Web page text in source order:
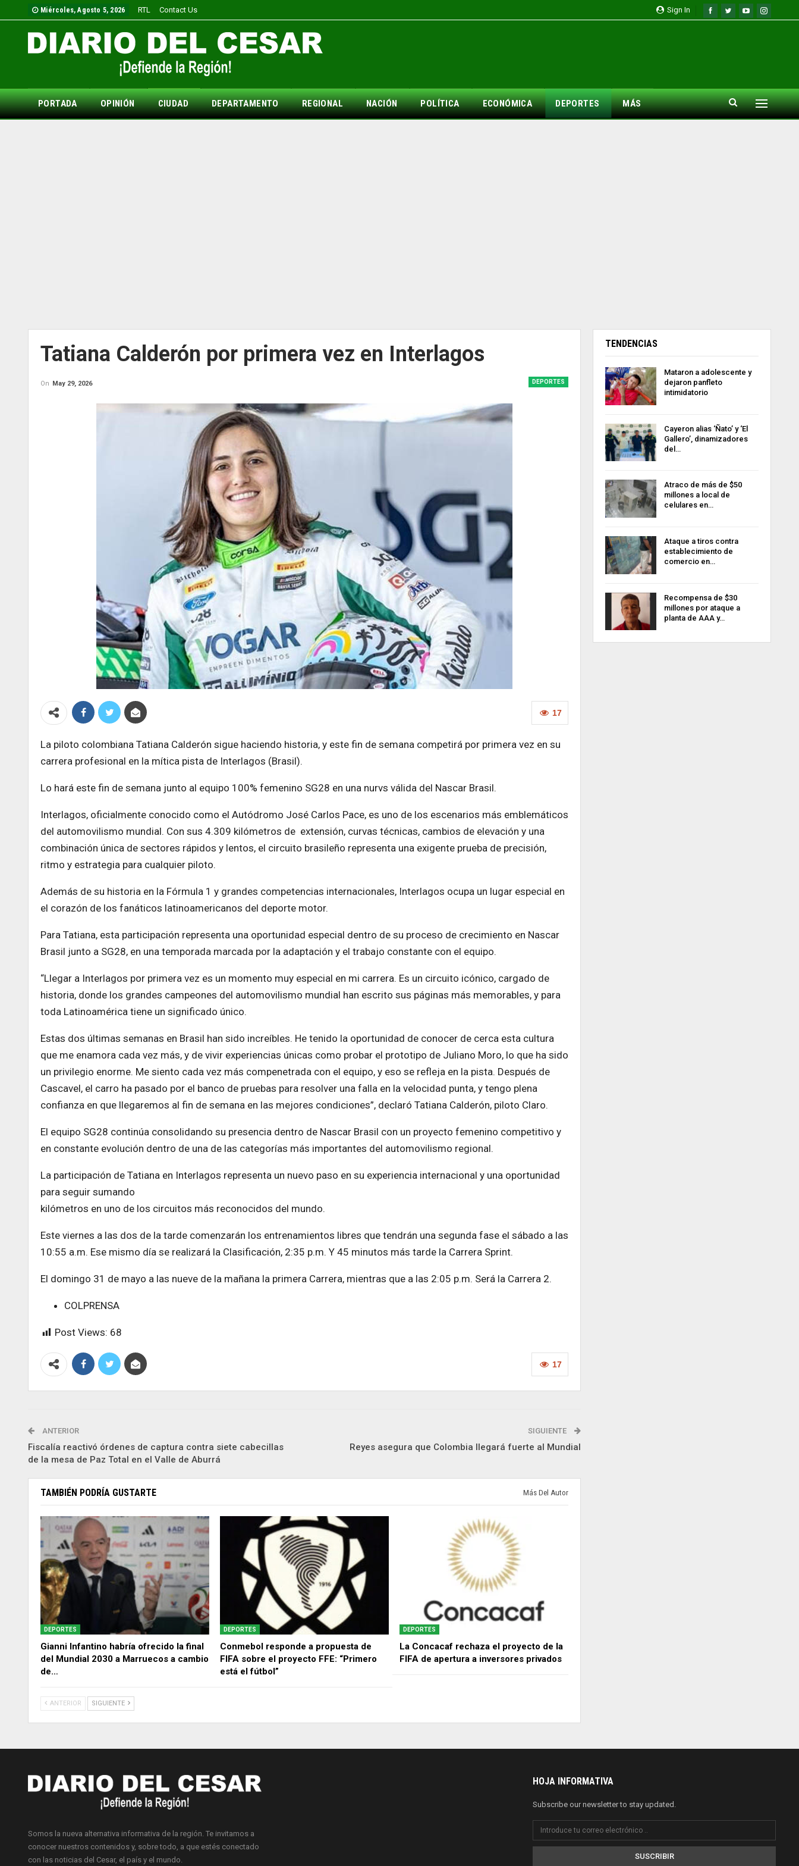
Sign In
Miércoles, Agosto 5, 2026 RTL Contact Us
PORTADA OPINIÓN CIUDAD DEPARTAMENTO REGIONAL NACIÓN POLÍTICA ECONÓMICA DEPORTES MÁS
Tatiana Calderón por primera vez en Interlagos
DEPORTES
On May 29, 2026
17
La piloto colombiana Tatiana Calderón sigue haciendo historia, y este fin de semana competirá por primera vez en su
carrera profesional en la mítica pista de Interlagos (Brasil).
Lo hará este fin de semana junto al equipo 100% femenino SG28 en una nurvs válida del Nascar Brasil.
Interlagos, oficialmente conocido como el Autódromo José Carlos Pace, es uno de los escenarios más emblemáticos
del automovilismo mundial. Con sus 4.309 kilómetros de extensión, curvas técnicas, cambios de elevación y una
combinación única de sectores rápidos y lentos, el circuito brasileño representa una exigente prueba de precisión,
ritmo y estrategia para cualquier piloto.
Además de su historia en la Fórmula 1 y grandes competencias internacionales, Interlagos ocupa un lugar especial en
el corazón de los fanáticos latinoamericanos del deporte motor.
Para Tatiana, esta participación representa una oportunidad especial dentro de su proceso de crecimiento en Nascar
Brasil junto a SG28, en una temporada marcada por la adaptación y el trabajo constante con el equipo.
“Llegar a Interlagos por primera vez es un momento muy especial en mi carrera. Es un circuito icónico, cargado de
historia, donde los grandes campeones del automovilismo mundial han escrito sus páginas más memorables, y para
toda Latinoamérica tiene un significado único.
Estas dos últimas semanas en Brasil han sido increíbles. He tenido la oportunidad de conocer de cerca esta cultura
que me enamora cada vez más, y de vivir experiencias únicas como probar el prototipo de Juliano Moro, lo que ha sido
un privilegio enorme. Me siento cada vez más compenetrada con el equipo, y eso se refleja en la pista. Después de
Cascavel, el carro ha pasado por el banco de pruebas para resolver una falla en la velocidad punta, y tengo plena
confianza en que llegaremos al fin de semana en las mejores condiciones”, declaró Tatiana Calderón, piloto Claro.
El equipo SG28 continúa consolidando su presencia dentro de Nascar Brasil con un proyecto femenino competitivo y
en constante evolución dentro de una de las categorías más importantes del automovilismo regional.
La participación de Tatiana en Interlagos representa un nuevo paso en su experiencia internacional y una oportunidad
para seguir sumando
kilómetros en uno de los circuitos más reconocidos del mundo.
Este viernes a las dos de la tarde comenzarán los entrenamientos libres que tendrán una segunda fase el sábado a las
10:55 a.m. Ese mismo día se realizará la Clasificación, 2:35 p.m. Y 45 minutos más tarde la Carrera Sprint.
El domingo 31 de mayo a las nueve de la mañana la primera Carrera, mientras que a las 2:05 p.m. Será la Carrera 2.
COLPRENSA
Post Views: 68
17
ANTERIOR
Fiscalía reactivó órdenes de captura contra siete cabecillas
de la mesa de Paz Total en el Valle de Aburrá
SIGUIENTE
Reyes asegura que Colombia llegará fuerte al Mundial
TAMBIÉN PODRÍA GUSTARTE Más Del Autor
DEPORTES
Gianni Infantino habría ofrecido la final
del Mundial 2030 a Marruecos a cambio
de…
DEPORTES
Conmebol responde a propuesta de
FIFA sobre el proyecto FFE: “Primero
está el fútbol”
DEPORTES
La Concacaf rechaza el proyecto de la
FIFA de apertura a inversores privados
ANTERIOR SIGUIENTE
TENDENCIAS
Mataron a adolescente y
dejaron panfleto
intimidatorio
Cayeron alias ‘Ñato’ y ‘El
Gallero’, dinamizadores
del…
Atraco de más de $50
millones a local de
celulares en…
Ataque a tiros contra
establecimiento de
comercio en…
Recompensa de $30
millones por ataque a
planta de AAA y…
Somos la nueva alternativa informativa de la región. Te invitamos a
conocer nuestros contenidos y, sobre todo, a que estés conectado
con las noticias del Cesar, el país y el mundo.
HOJA INFORMATIVA
Subscribe our newsletter to stay updated.
SUSCRIBIR